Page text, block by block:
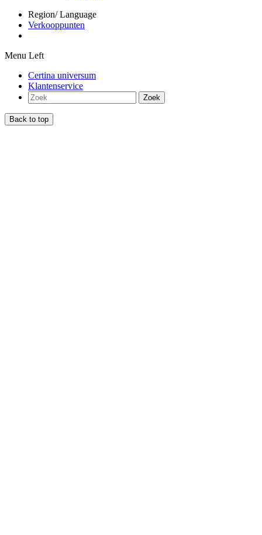
Region/ Language
Verkooppunten
Menu Left
Certina universum
Klantenservice
Zoek
Back to top